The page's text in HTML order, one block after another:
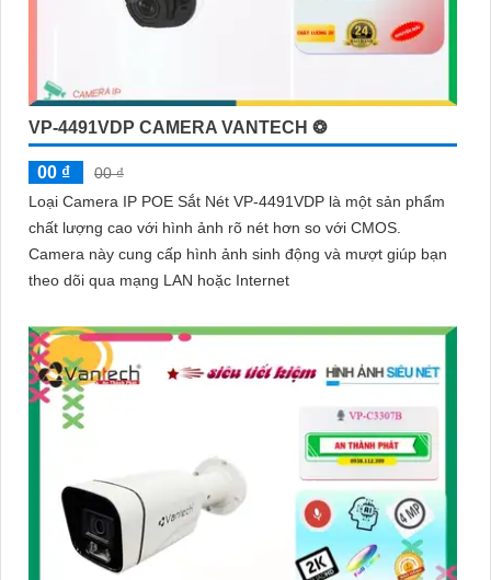
VP-4491VDP CAMERA VANTECH ❂
00 ₫
00 ₫
Loại Camera IP POE Sắt Nét VP-4491VDP là một sản phẩm
chất lượng cao với hình ảnh rõ nét hơn so với CMOS.
Camera này cung cấp hình ảnh sinh động và mượt giúp bạn
theo dõi qua mạng LAN hoặc Internet